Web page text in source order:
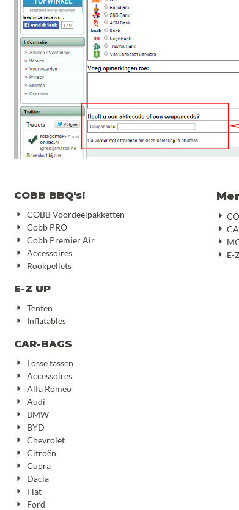
COBB BBQ's!
COBB Voordeelpakketten
Cobb PRO
Cobb Premier Air
Accessoires
Rookpellets
E-Z UP
Tenten
Inflatables
CAR-BAGS
Losse tassen
Accessoires
Alfa Romeo
Audi
BMW
BYD
Chevrolet
Citroën
Cupra
Dacia
Fiat
Ford
E-